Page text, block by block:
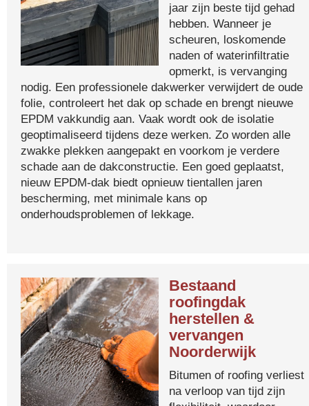
jaar zijn beste tijd gehad
hebben. Wanneer je
scheuren, loskomende
naden of waterinfiltratie
opmerkt, is vervanging
nodig. Een professionele dakwerker verwijdert de oude
folie, controleert het dak op schade en brengt nieuwe
EPDM vakkundig aan. Vaak wordt ook de isolatie
geoptimaliseerd tijdens deze werken. Zo worden alle
zwakke plekken aangepakt en voorkom je verdere
schade aan de dakconstructie. Een goed geplaatst,
nieuw EPDM-dak biedt opnieuw tientallen jaren
bescherming, met minimale kans op
onderhoudsproblemen of lekkage.
Bestaand
roofingdak
herstellen &
vervangen
Noorderwijk
Bitumen of roofing verliest
na verloop van tijd zijn